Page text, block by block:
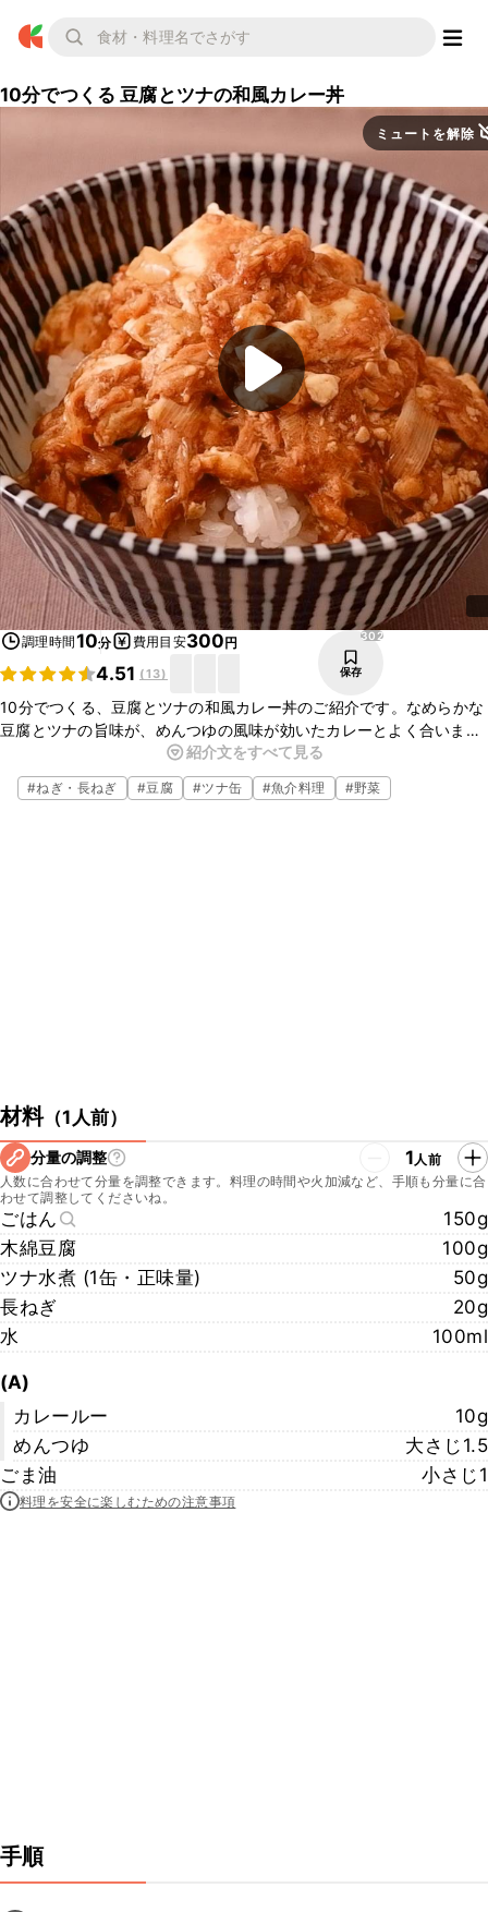
10分でつくる 豆腐とツナの和風カレー丼
ミュートを解除
調理時間10分 費用目安300円
4.51 (13)
302
保存
10分でつくる、豆腐とツナの和風カレー丼のご紹介です。なめらかな
豆腐とツナの旨味が、めんつゆの風味が効いたカレーとよく合いま
す。軽い口当たりですが、しっかりとコクもある一品ですので、ぜひ
お試しくださいね。
紹介文をすべて見る
#ねぎ・長ねぎ #豆腐 #ツナ缶 #魚介料理 #野菜
材料（1人前）
分量の調整 1人前
人数に合わせて分量を調整できます。料理の時間や火加減など、手順も分量に合
わせて調整してくださいね。
ごはん
150g
木綿豆腐
100g
ツナ水煮 (1缶・正味量)
50g
長ねぎ
20g
水
100ml
(A)
カレールー
10g
めんつゆ
大さじ1.5
ごま油
小さじ1
料理を安全に楽しむための注意事項
手順